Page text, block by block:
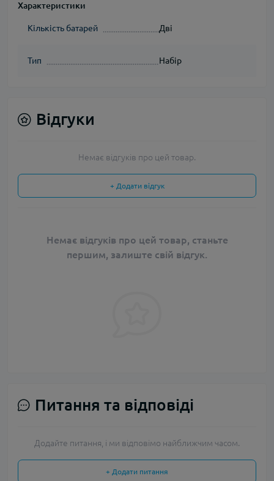
Характеристики
Кількість батарей Дві
Тип Набір
Відгуки
Немає відгуків про цей товар.
+ Додати відгук
Немає відгуків про цей товар, станьте
першим, залиште свій відгук.
Питання та відповіді
Додайте питання, і ми відповімо найближчим часом.
+ Додати питання